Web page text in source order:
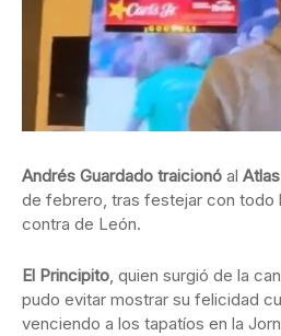
Andrés Guardado traicionó al Atlas
de febrero, tras festejar con todo
contra de León.
El Principito, quien surgió de la
pudo evitar mostrar su felicidad
venciendo a los tapatíos en la